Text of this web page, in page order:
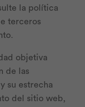
la política
terceros
objetiva
de las
su estrecha
del sitio web,